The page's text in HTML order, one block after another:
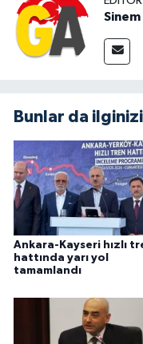
Sinem
Bunlar da
Ankara-Kayseri hızlı
hattında yarı yol
tamamlandı